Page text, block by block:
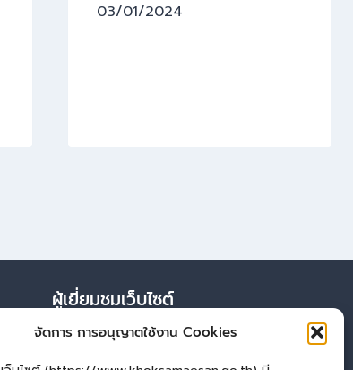
จัดการ การอนุญาตใช้งาน Cookies
03/01/2024
ผู้เยี่ยมชมเว็บไซต์
ผู้เยี่ยมชม : 23